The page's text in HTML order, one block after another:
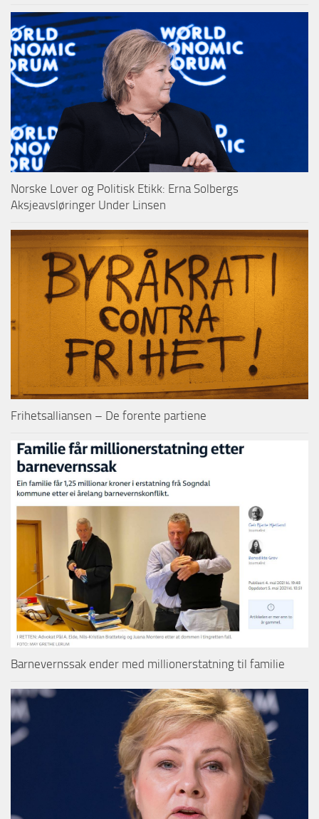
Norske Lover og Politisk Etikk: Erna Solbergs
Aksjeavsløringer Under Linsen
Frihetsalliansen – De forente partiene
Barnevernssak ender med millionerstatning til familie